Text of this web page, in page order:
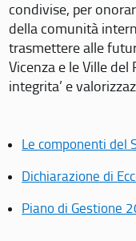
condivise, per
della comunità
trasmettere alle
Vicenza e le Ville
integrita’ e
Le componenti del
Dichiarazione di
Piano di Gestione